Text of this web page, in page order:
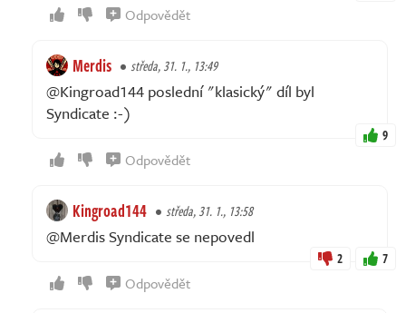
Odpovědět
Merdis středa, 31. 1., 13:49
@Kingroad144 poslední "klasický" díl byl
Syndicate :⁠-⁠)
9
Odpovědět
Kingroad144 středa, 31. 1., 13:58
@Merdis Syndicate se nepovedl
2 7
Odpovědět